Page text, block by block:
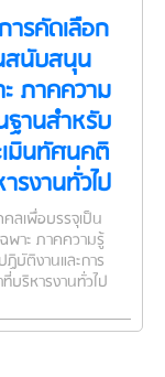
ารคัดเลือก
สนับสนุน
ภาคความ
ฐานสำหรับ
มินทัศนคติ
รงานทั่วไป
ลเพื่อบรรจุเป็น
พาะ ภาคความรู้
บัติงานและการ
บริหารงานทั่วไป